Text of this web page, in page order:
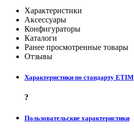
Характеристики
Аксессуары
Конфигураторы
Каталоги
Ранее просмотренные товары
Отзывы
Характеристики по стандарту ETIM
?
Пользовательские характеристики